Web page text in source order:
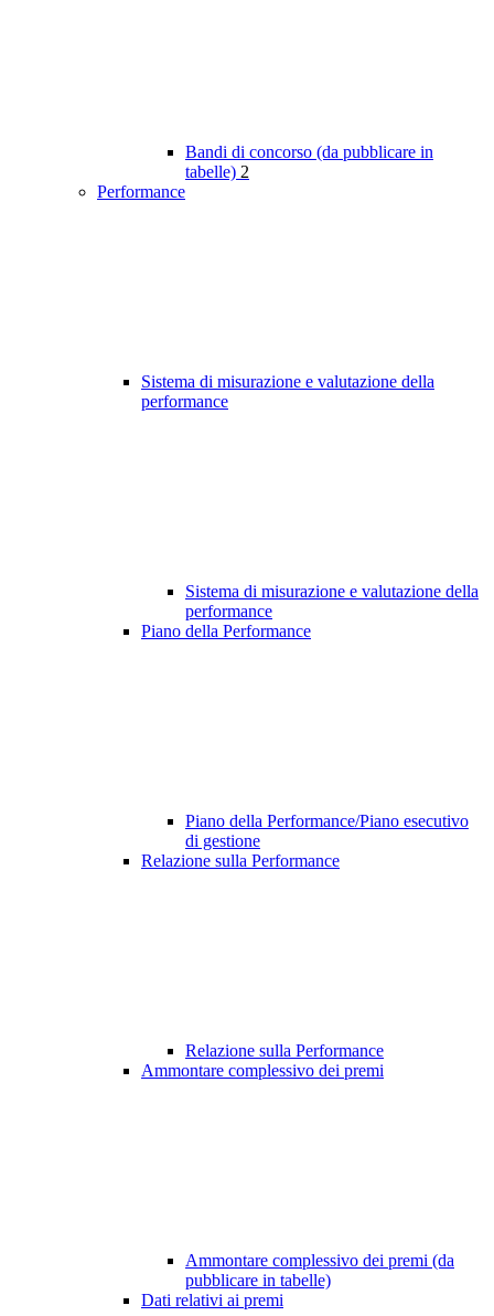
Bandi di concorso (da pubblicare in
tabelle) 2
Performance
Sistema di misurazione e valutazione della
performance
Sistema di misurazione e valutazione della
performance
Piano della Performance
Piano della Performance/Piano esecutivo
di gestione
Relazione sulla Performance
Relazione sulla Performance
Ammontare complessivo dei premi
Ammontare complessivo dei premi (da
pubblicare in tabelle)
Dati relativi ai premi